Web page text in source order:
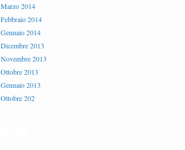
Marzo 2014
Febbraio 2014
Gennaio 2014
Dicembre 2013
Novembre 2013
Ottobre 2013
Gennaio 2013
Ottobre 202